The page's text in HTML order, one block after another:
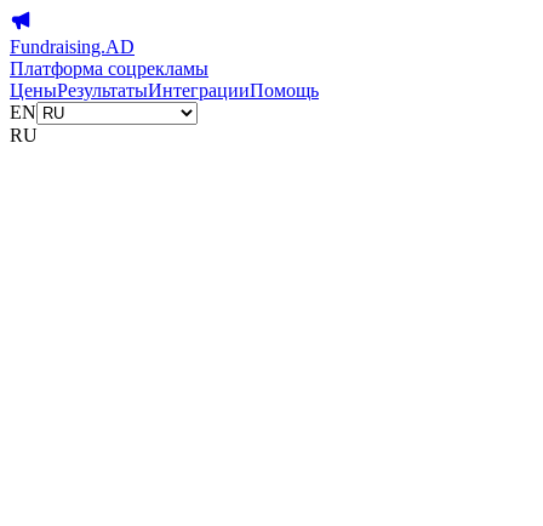
Fundraising.AD
Платформа соцрекламы
ЦеныРезультатыИнтеграцииПомощь
EN
RU